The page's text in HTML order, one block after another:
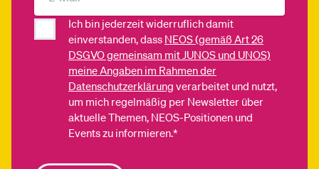
Ich bin jederzeit widerruflich damit
einverstanden, dass NEOS (gemäß Art 26
DSGVO gemeinsam mit JUNOS und UNOS)
meine Angaben im Rahmen der
Datenschutzerklärung verarbeitet und nutzt,
um mich regelmäßig per Newsletter über
aktuelle Themen, NEOS-Positionen und
Events zu informieren.*